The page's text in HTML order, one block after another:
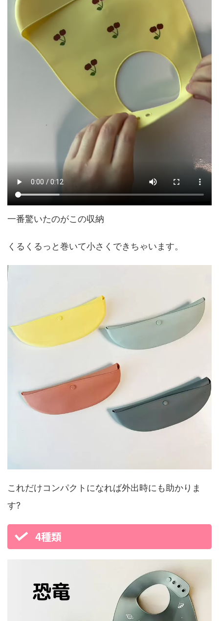
一番驚いたのがこの収納
くるくるっと巻いて小さくできちゃいます。
これだけコンパクトになれば外出時にも助かりま
す?
4種類